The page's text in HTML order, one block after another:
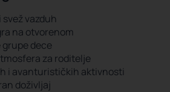
vazduh
na otvorenom
grupe dece
za roditelje
i avanturističkih aktivnosti
doživljaj